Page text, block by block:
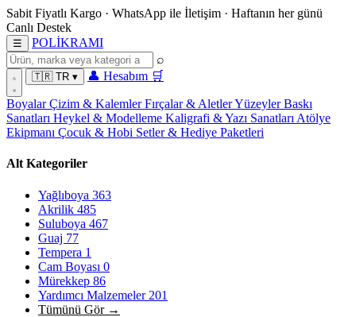
Sabit Fiyatlı Kargo · WhatsApp ile İletişim · Haftanın her günü
Canlı Destek
☰ POLİKRAMI
⌕
🇹🇷 TR ▾ 👤 Hesabım 🛒
BoyalarÇizim & KalemlerFırçalar & AletlerYüzeylerBaskı
Sanatları Heykel & Modelleme Kaligrafi & Yazı Sanatları Atölye
Ekipmanı Çocuk & Hobi Setler & Hediye Paketleri
Alt Kategoriler
Yağlıboya 363
Akrilik 485
Suluboya 467
Guaj 77
Tempera 1
Cam Boyası 0
Mürekkep 86
Yardımcı Malzemeler 201
Tümünü Gör →